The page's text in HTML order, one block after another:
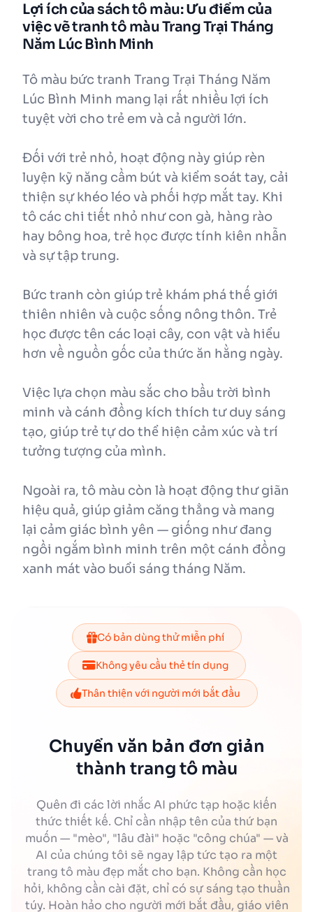
Lợi ích của sách tô màu: Ưu điểm của
việc vẽ tranh tô màu Trang Trại Tháng
Năm Lúc Bình Minh
Tô màu bức tranh Trang Trại Tháng Năm
Lúc Bình Minh mang lại rất nhiều lợi ích
tuyệt vời cho trẻ em và cả người lớn.
Đối với trẻ nhỏ, hoạt động này giúp rèn
luyện kỹ năng cầm bút và kiểm soát tay, cải
thiện sự khéo léo và phối hợp mắt tay. Khi
tô các chi tiết nhỏ như con gà, hàng rào
hay bông hoa, trẻ học được tính kiên nhẫn
và sự tập trung.
Bức tranh còn giúp trẻ khám phá thế giới
thiên nhiên và cuộc sống nông thôn. Trẻ
học được tên các loại cây, con vật và hiểu
hơn về nguồn gốc của thức ăn hằng ngày.
Việc lựa chọn màu sắc cho bầu trời bình
minh và cánh đồng kích thích tư duy sáng
tạo, giúp trẻ tự do thể hiện cảm xúc và trí
tưởng tượng của mình.
Ngoài ra, tô màu còn là hoạt động thư giãn
hiệu quả, giúp giảm căng thẳng và mang
lại cảm giác bình yên — giống như đang
ngồi ngắm bình minh trên một cánh đồng
xanh mát vào buổi sáng tháng Năm.
Có bản dùng thử miễn phí
Không yêu cầu thẻ tín dụng
Thân thiện với người mới bắt đầu
Chuyển văn bản đơn giản
thành trang tô màu
Quên đi các lời nhắc AI phức tạp hoặc kiến
thức thiết kế. Chỉ cần nhập tên của thứ bạn
muốn — "mèo", "lâu đài" hoặc "công chúa" — và
AI của chúng tôi sẽ ngay lập tức tạo ra một
trang tô màu đẹp mắt cho bạn. Không cần học
hỏi, không cần cài đặt, chỉ có sự sáng tạo thuần
túy. Hoàn hảo cho người mới bắt đầu, giáo viên